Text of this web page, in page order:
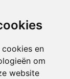
en
om
website